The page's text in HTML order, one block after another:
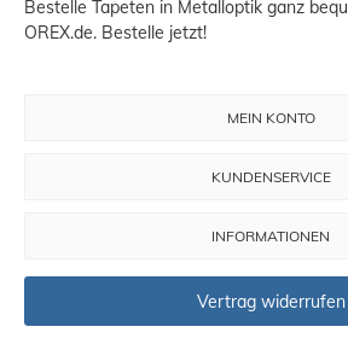
Bestelle Tapeten in Metalloptik ganz
OREX.de. Bestelle jetzt!
MEIN KONTO
KUNDENSERVICE
INFORMATIONEN
Vertrag widerrufen